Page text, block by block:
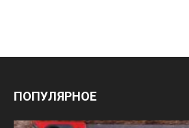
ПОПУЛЯРНОЕ